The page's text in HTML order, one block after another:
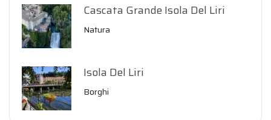
Cascata Grande Isola Del Liri
Natura
Isola Del Liri
Borghi